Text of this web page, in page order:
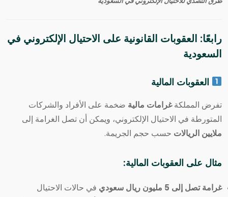
رابعًا: العقوبات القانونية على الاحتيال الإلكتروني في
السعودية
العقوبات المالية
تفرض المملكةغرامات مالية ضخمة على الأفراد والشركات
المتورطة في الاحتيال الإلكتروني، ويمكن أن تصل الغرامة إلى
ملايين الريالات حسب حجم الجريمة.
مثال على العقوبات المالية:
غرامة تصل إلى 5 مليون ريال سعودي
في حالات الاحتيال